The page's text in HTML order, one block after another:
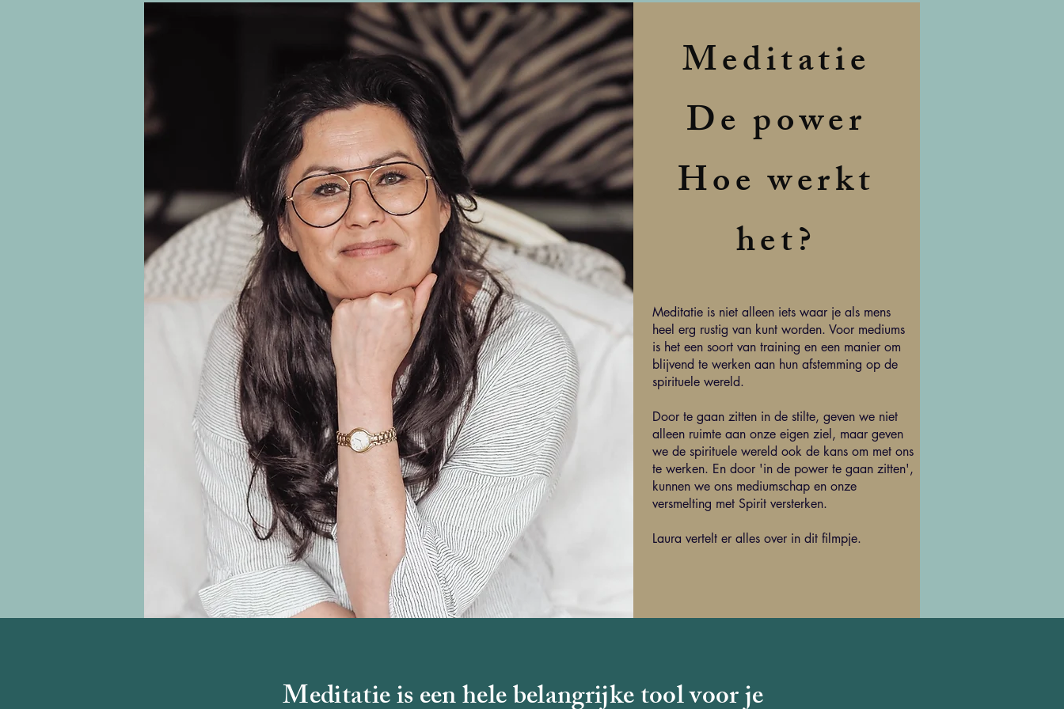
Meditatie
De power
Hoe werkt
het?
Meditatie is niet alleen iets waar je als mens
heel erg rustig van kunt worden. Voor mediums
is het een soort van training en een manier om
blijvend te werken aan hun afstemming op de
spirituele wereld.
Door te gaan zitten in de stilte, geven we niet
alleen ruimte aan onze eigen ziel, maar geven
we de spirituele wereld ook de kans om met ons
te werken. En door 'in de power te gaan zitten',
kunnen we ons mediumschap en onze
versmelting met Spirit versterken.
Laura vertelt er alles over in dit filmpje.
Meditatie is een hele belangrijke tool voor je